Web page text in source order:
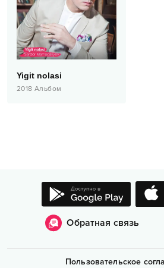
Yigit nolasi
2018 Альбом
Обратная связь
Пользовательское